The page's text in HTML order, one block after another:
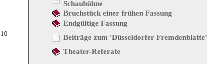
10
Schaubühne
Bruchstück einer frühen Fassung
Endgültige Fassung
Beiträge zum 'Düsseldorfer Fremdenblatte'
Theater-Referate